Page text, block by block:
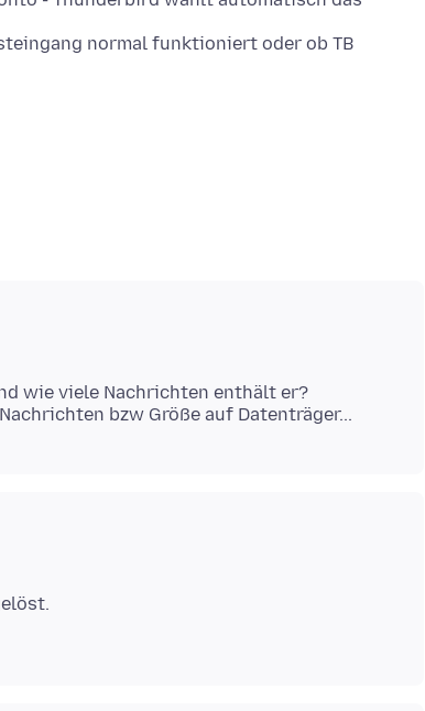
normal funktioniert oder ob TB
wie viele Nachrichten enthält er?